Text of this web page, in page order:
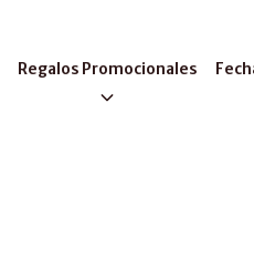
Regalos Promocionales